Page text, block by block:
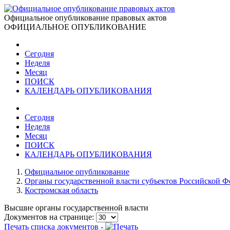
Официальное опубликование правовых актов
ОФИЦИАЛЬНОЕ ОПУБЛИКОВАНИЕ
Сегодня
Неделя
Месяц
ПОИСК
КАЛЕНДАРЬ ОПУБЛИКОВАНИЯ
Сегодня
Неделя
Месяц
ПОИСК
КАЛЕНДАРЬ ОПУБЛИКОВАНИЯ
Официальное опубликование
Органы государственной власти субъектов Российской
Костромская область
Высшие органы государственной власти
Документов на странице:
Печать списка документов -